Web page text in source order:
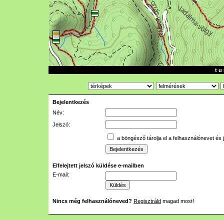
t u
Bejelentkezés
Név:
Jelszó:
a böngésző tárolja el a felhasználónevet és
Elfelejtett jelszó küldése e-mailben
E-mail:
Nincs még felhasználóneved? Regisztráld magad most!